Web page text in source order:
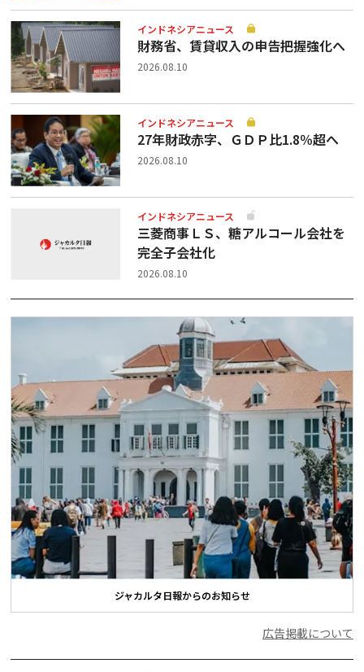
インドネシアニュース
財務省、賃貸収入の申告把握強化へ
2026.08.10
インドネシアニュース
27年財政赤字、ＧＤＰ比1.8％超へ
2026.08.10
インドネシアニュース
三菱商事ＬＳ、糖アルコール会社を
完全子会社化
2026.08.10
ジャカルタ日報からのお知らせ
広告掲載について